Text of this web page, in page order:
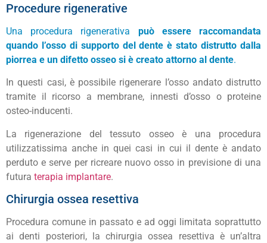
Procedure rigenerative
Una procedura rigenerativa può essere raccomandata
quando l’osso di supporto del dente è stato distrutto dalla
piorrea e un difetto osseo si è creato attorno al dente.
In questi casi, è possibile rigenerare l’osso andato distrutto
tramite il ricorso a membrane, innesti d’osso o proteine
osteo-inducenti.
La rigenerazione del tessuto osseo è una procedura
utilizzatissima anche in quei casi in cui il dente è andato
perduto e serve per ricreare nuovo osso in previsione di una
futura terapia implantare.
Chirurgia ossea resettiva
Procedura comune in passato e ad oggi limitata soprattutto
ai denti posteriori, la chirurgia ossea resettiva è un’altra